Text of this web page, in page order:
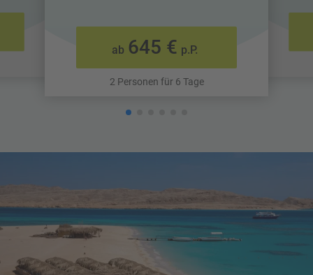
ab 645 € p.P.
2 Personen für 6 Tage